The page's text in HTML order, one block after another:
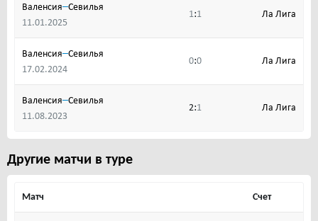
Валенсия–Cевилья
11.01.2025
1:1 Ла Лига
Валенсия–Cевилья
17.02.2024
0:0 Ла Лига
Валенсия–Cевилья
11.08.2023
2:1 Ла Лига
Другие матчи в туре
Матч Счет